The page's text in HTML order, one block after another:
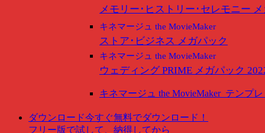
メモリー･ヒストリー･セレモニー
キネマージュ the MovieMaker
ストア･ビジネス メガパック
キネマージュ the MovieMaker
ウェディング PRIME メガパック
キネマージュ the MovieMakerテンプ
ダウンロード今すぐ無料でダウンロード！
フリー版で試して、納得してから